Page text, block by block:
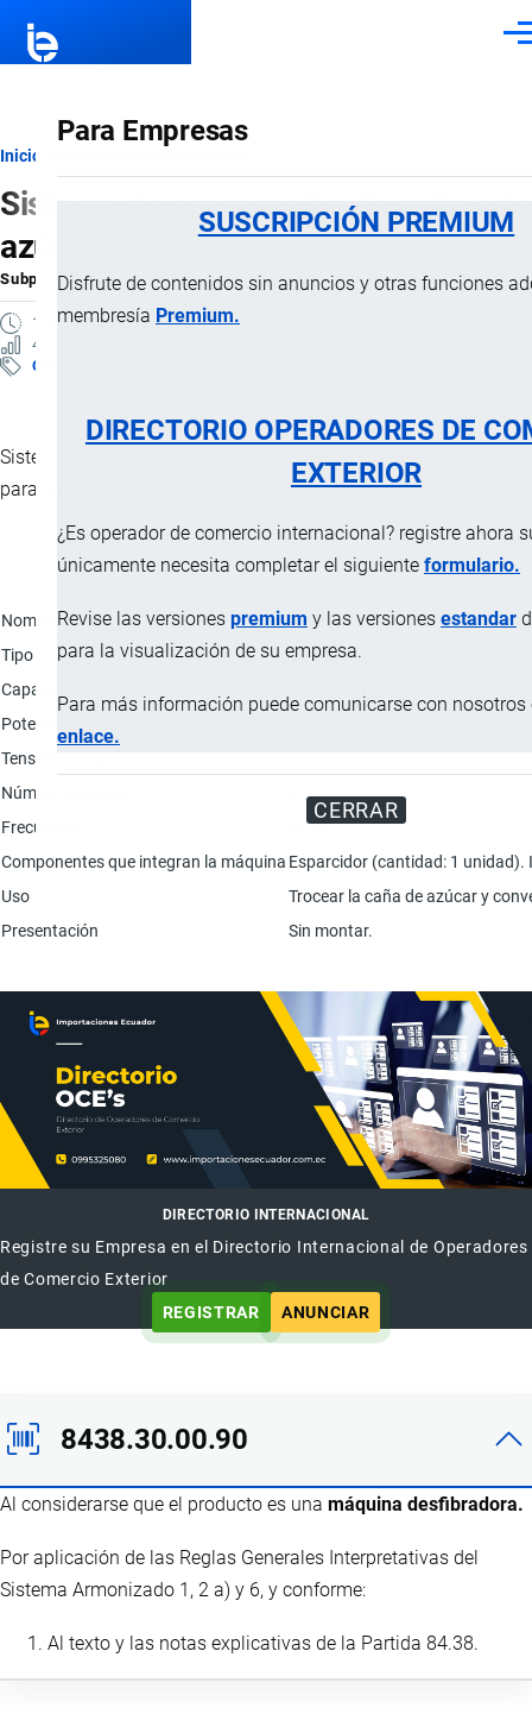
Para Empresas
SUSCRIPCIÓN PREMIUM
Disfrute de contenidos sin anuncios y otras funciones
membresía Premium.
DIRECTORIO OPERADORES DE
EXTERIOR
¿Es operador de comercio internacional? registre ahora
únicamente necesita completar el siguiente formulario.
Revise las versiones premium y las versiones estandar
para la visualización de su empresa.
Para más información puede comunicarse con nosotros
enlace.
CERRAR
Ruta
de
navegación
Inicio
Sistema de preparación de cañas de
azúcar
Subpartida ArancelariaporImportaciones …, 22 Diciembre, 2024
1 MINUTO
4 VISTAS
Clasificación Arancelaria
Sistema de preparación de caña de azúcar y demás equipos
para su instalación y funcionamiento.
Nombre del equipo
Desfibrador para caña de azúcar.
Tipo
Vertical.
Capacidad
Potencia
Tensión requerida
Número de polos
Frecuencia
60 Hz
Componentes que integran la máquina Esparcidor (cantidad: 1 unidad).
Uso
Trocear la caña de azúcar y
Presentación
Sin montar.
DIRECTORIO INTERNACIONAL
Registre su Empresa en el Directorio Internacional de Operadores
de Comercio Exterior
REGISTRAR
ANUNCIAR
8438.30.00.90
Al considerarse que el producto es una máquina desfibradora.
Por aplicación de las Reglas Generales Interpretativas del
Sistema Armonizado 1, 2 a) y 6, y conforme:
Al texto y las notas explicativas de la Partida 84.38.